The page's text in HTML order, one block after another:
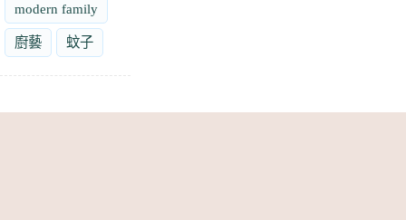
modern family
廚藝 蚊子